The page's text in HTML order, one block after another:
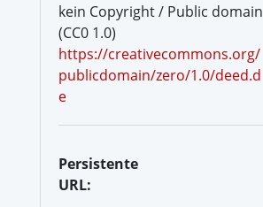
kein Copyright / Public domain
(CC0 1.0)
https://creativecommons.org/
publicdomain/zero/1.0/deed.d
e
Persistente
URL: